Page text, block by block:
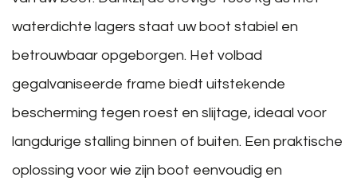
waterdichte lagers staat uw boot stabiel en
betrouwbaar opgeborgen. Het volbad
gegalvaniseerde frame biedt uitstekende
bescherming tegen roest en slijtage, ideaal voor
langdurige stalling binnen of buiten. Een praktische
oplossing voor wie zijn boot eenvoudig en